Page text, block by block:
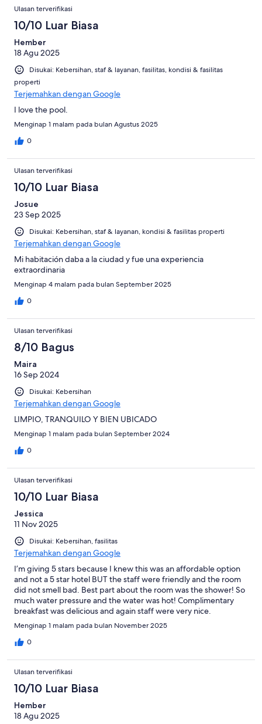
Ulasan terverifikasi
10/10 Luar Biasa
Hember
18 Agu 2025
Disukai: Kebersihan, staf & layanan, fasilitas, kondisi & fasilitas
properti
Terjemahkan dengan Google
I love the pool.
Menginap 1 malam pada bulan Agustus 2025
0
Ulasan terverifikasi
10/10 Luar Biasa
Josue
23 Sep 2025
Disukai: Kebersihan, staf & layanan, kondisi & fasilitas properti
Terjemahkan dengan Google
Mi habitación daba a la ciudad y fue una experiencia
extraordinaria
Menginap 4 malam pada bulan September 2025
0
Ulasan terverifikasi
8/10 Bagus
Maira
16 Sep 2024
Disukai: Kebersihan
Terjemahkan dengan Google
LIMPIO, TRANQUILO Y BIEN UBICADO
Menginap 1 malam pada bulan September 2024
0
Ulasan terverifikasi
10/10 Luar Biasa
Jessica
11 Nov 2025
Disukai: Kebersihan, fasilitas
Terjemahkan dengan Google
I’m giving 5 stars because I knew this was an affordable option
and not a 5 star hotel BUT the staff were friendly and the room
did not smell bad. Best part about the room was the shower! So
much water pressure and the water was hot! Complimentary
breakfast was delicious and again staff were very nice.
Menginap 1 malam pada bulan November 2025
0
Ulasan terverifikasi
10/10 Luar Biasa
Hember
18 Agu 2025